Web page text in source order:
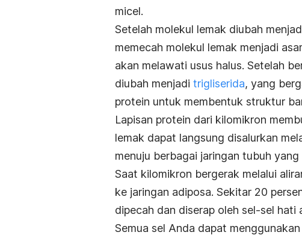
micel.
Setelah molekul lemak diubah
memecah molekul lemak menjadi
akan melawati usus halus. Setelah
diubah menjadi trigliserida, yang
protein untuk membentuk struktur
Lapisan protein dari kilomikron
lemak dapat langsung disalurkan
menuju berbagai jaringan tubuh yang
Saat kilomikron bergerak melalui
ke jaringan adiposa. Sekitar 20
dipecah dan diserap oleh sel-sel
Semua sel Anda dapat